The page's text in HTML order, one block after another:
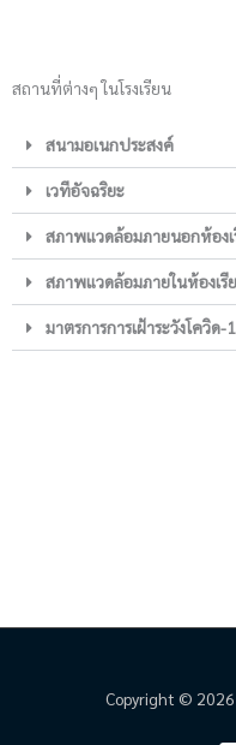
สถานที่ต่างๆ ในโรงเรียน
สนามอเนกประสงค์
เวทีอัจฉริยะ
สภาพแวดล้อมภายนอกห้อง
สภาพแวดล้อมภายในห้องเรี
มาตรการการเฝ้าระวังโควิด-
Copyright © 2026